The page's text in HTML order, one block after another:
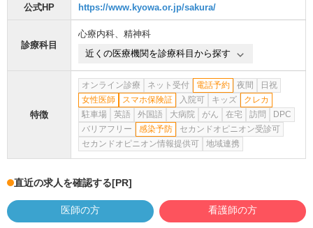
公式HP https://www.kyowa.or.jp/sakura/
診療科目
心療内科、 精神科
近くの医療機関を診療科目から探す
特徴
オンライン診療 ネット受付 電話予約 夜間
日祝
女性医師
スマホ保険証 入院可 キッズ
クレカ
駐車場
英語 外国語 大病院 がん 在宅 訪問
DPC
バリアフリー
感染予防
セカンドオピニオン受診可
セカンドオピニオン情報提供可
地域連携
直近の求人を確認する[PR]
医師の方 看護師の方